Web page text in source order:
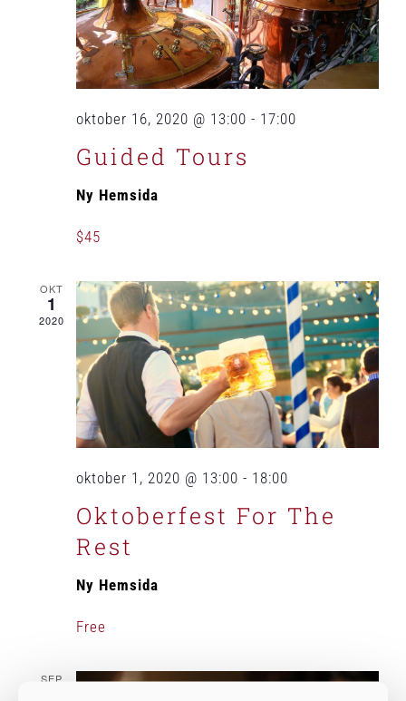
oktober 16, 2020 @ 13:00 - 17:00
Guided Tours
Ny Hemsida
$45
OKT
1
2020
oktober 1, 2020 @ 13:00 - 18:00
Oktoberfest For The
Rest
Ny Hemsida
Free
SEP